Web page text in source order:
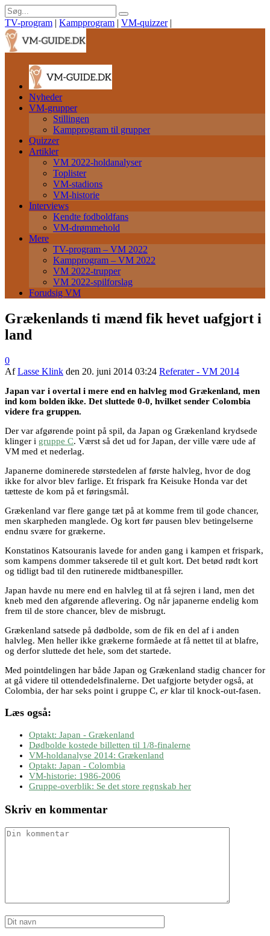
TV-program | Kampprogram | VM-quizzer |
Nyheder
VM-grupper
Stillingen
Kampprogram til grupper
Quizzer
Artikler
VM 2022-holdanalyser
Toplister
VM-stadions
VM-historie
Interviews
Kendte fodboldfans
VM-drømmehold
Mere
TV-program – VM 2022
Kampprogram – VM 2022
VM 2022-trupper
VM 2022-spilforslag
Forudsig VM
Grækenlands ti mænd fik hevet uafgjort i
land
0
AfLasse Klink den 20. juni 2014 03:24 Referater - VM 2014
Japan var i overtal i mere end en halvleg mod Grækenland, men
ind kom bolden ikke. Det sluttede 0-0, hvilket sender Colombia
videre fra gruppen.
Der var afgørende point på spil, da Japan og Grækenland krydsede
klinger i gruppe C. Værst så det ud for Japan, der ville være ude af
VM med et nederlag.
Japanerne dominerede størstedelen af første halvleg, hvor de dog
ikke for alvor blev farlige. Et frispark fra Keisuke Honda var det
tætteste de kom på et føringsmål.
Grækenland var flere gange tæt på at komme frem til gode chancer,
men skarpheden manglede. Og kort før pausen blev betingelserne
endnu svære for grækerne.
Konstatinos Katsouranis lavede for anden gang i kampen et frispark,
som kampens dommer takserede til et gult kort. Det betød rødt kort
og tidligt bad til den rutinerede midtbanespiller.
Japan havde nu mere end en halvleg til at få sejren i land, men det
kneb med den afgørende aflevering. Og når japanerne endelig kom
frem til de store chancer, blev de misbrugt.
Grækenland satsede på dødbolde, som de fik en del af i anden
halvleg. Men heller ikke grækerne formåede at få nettet til at blafre,
og derfor sluttede det hele, som det startede.
Med pointdelingen har både Japan og Grækenland stadig chancer for
at gå videre til ottendedelsfinalerne. Det uafgjorte betyder også, at
Colombia, der har seks point i gruppe C, er klar til knock-out-fasen.
Læs også:
Optakt: Japan - Grækenland
Dødbolde kostede billetten til 1/8-finalerne
VM-holdanalyse 2014: Grækenland
Optakt: Japan - Colombia
VM-historie: 1986-2006
Gruppe-overblik: Se det store regnskab her
Skriv en kommentar